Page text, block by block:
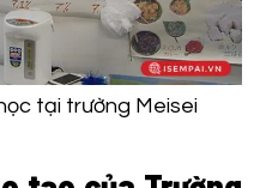
tại trường Meisei